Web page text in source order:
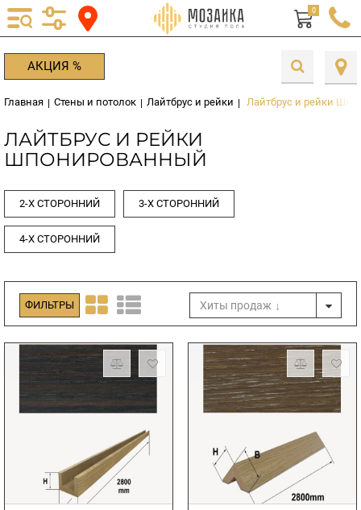
0
АКЦИЯ %
Главная | Стены и потолок | Лайтбрус и рейки | Лайтбрус и рейки
ЛАЙТБРУС И РЕЙКИ
ШПОНИРОВАННЫЙ
2-Х СТОРОННИЙ 3-Х СТОРОННИЙ
4-Х СТОРОННИЙ
Хиты продаж
ФИЛЬТРЫ